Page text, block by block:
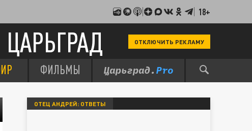
18+
ЦАРЬГРАД ОТКЛЮЧИТЬ РЕКЛАМУ
ФИЛЬМЫ
ОТЕЦ АНДРЕЙ: ОТВЕТЫ